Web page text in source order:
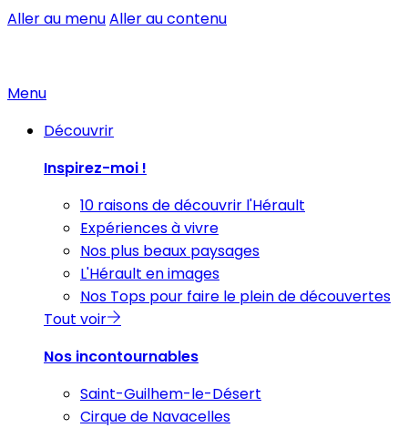
Aller au menuAller au contenu
Menu
Découvrir
Inspirez-moi !
10 raisons de découvrir l'Hérault
Expériences à vivre
Nos plus beaux paysages
L'Hérault en images
Nos Tops pour faire le plein de découvertes
Tout voir
Nos incontournables
Saint-Guilhem-le-Désert
Cirque de Navacelles